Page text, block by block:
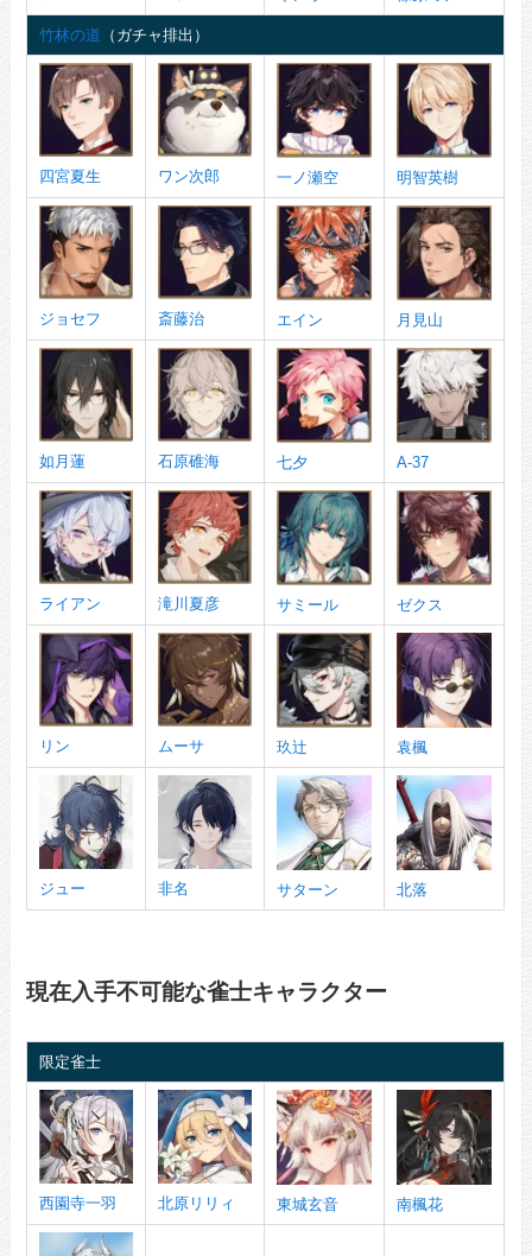
竹林の道 （ガチャ排出）
四宮夏生 ワン次郎 一ノ瀬空 明智英樹
ジョセフ 斎藤治 エイン 月見山
如月蓮 石原碓海 七夕 A-37
ライアン 滝川夏彦 サミール ゼクス
リン ムーサ 玖辻 袁楓
ジュー 非名 サターン 北落
現在入手不可能な雀士キャラクター
限定雀士
西園寺一羽 北原リリィ 東城玄音 南楓花